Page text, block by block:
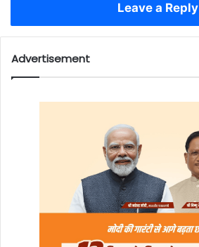
Leave a Reply
Advertisement